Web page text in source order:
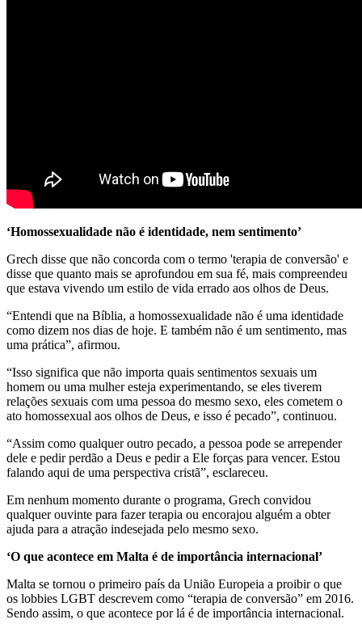
‘Homossexualidade não é identidade, nem sentimento’
Grech disse que não concorda com o termo 'terapia de conversão' e
disse que quanto mais se aprofundou em sua fé, mais compreendeu
que estava vivendo um estilo de vida errado aos olhos de Deus.
“Entendi que na Bíblia, a homossexualidade não é uma identidade
como dizem nos dias de hoje. E também não é um sentimento, mas
uma prática”, afirmou.
“Isso significa que não importa quais sentimentos sexuais um
homem ou uma mulher esteja experimentando, se eles tiverem
relações sexuais com uma pessoa do mesmo sexo, eles cometem o
ato homossexual aos olhos de Deus, e isso é pecado”, continuou.
“Assim como qualquer outro pecado, a pessoa pode se arrepender
dele e pedir perdão a Deus e pedir a Ele forças para vencer. Estou
falando aqui de uma perspectiva cristã”, esclareceu.
Em nenhum momento durante o programa, Grech convidou
qualquer ouvinte para fazer terapia ou encorajou alguém a obter
ajuda para a atração indesejada pelo mesmo sexo.
‘O que acontece em Malta é de importância internacional’
Malta se tornou o primeiro país da União Europeia a proibir o que
os lobbies LGBT descrevem como “terapia de conversão” em 2016.
Sendo assim, o que acontece por lá é de importância internacional.